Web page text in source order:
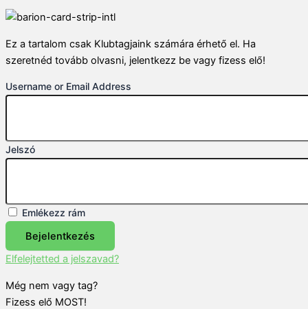
Ez a tartalom csak Klubtagjaink számára érhető el. Ha
szeretnéd tovább olvasni, jelentkezz be vagy fizess elő!
Username or Email Address
Jelszó
Emlékezz rám
Bejelentkezés
Elfelejtetted a jelszavad?
Még nem vagy tag?
Fizess elő MOST!